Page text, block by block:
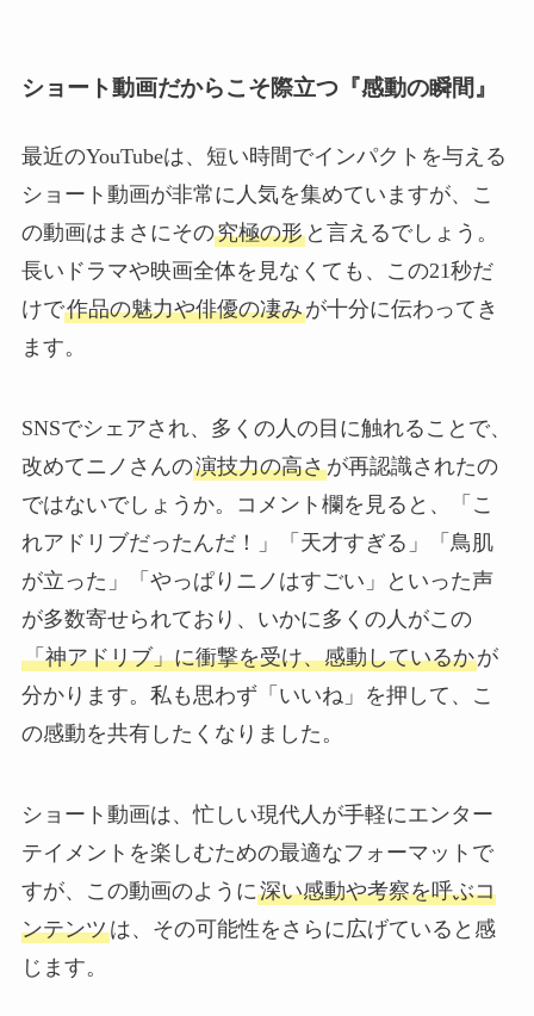
ショート動画だからこそ際立つ『感動の瞬間』
最近のYouTubeは、短い時間でインパクトを与える
ショート動画が非常に人気を集めていますが、こ
の動画はまさにその究極の形と言えるでしょう。
長いドラマや映画全体を見なくても、この21秒だ
けで作品の魅力や俳優の凄みが十分に伝わってき
ます。
SNSでシェアされ、多くの人の目に触れることで、
改めてニノさんの演技力の高さが再認識されたの
ではないでしょうか。コメント欄を見ると、「こ
れアドリブだったんだ！」「天才すぎる」「鳥肌
が立った」「やっぱりニノはすごい」といった声
が多数寄せられており、いかに多くの人がこの
「神アドリブ」に衝撃を受け、感動しているかが
分かります。私も思わず「いいね」を押して、こ
の感動を共有したくなりました。
ショート動画は、忙しい現代人が手軽にエンター
テイメントを楽しむための最適なフォーマットで
すが、この動画のように深い感動や考察を呼ぶコ
ンテンツは、その可能性をさらに広げていると感
じます。